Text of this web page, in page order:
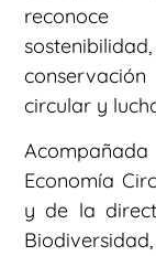
reconoce
circular y
Economía
y de la